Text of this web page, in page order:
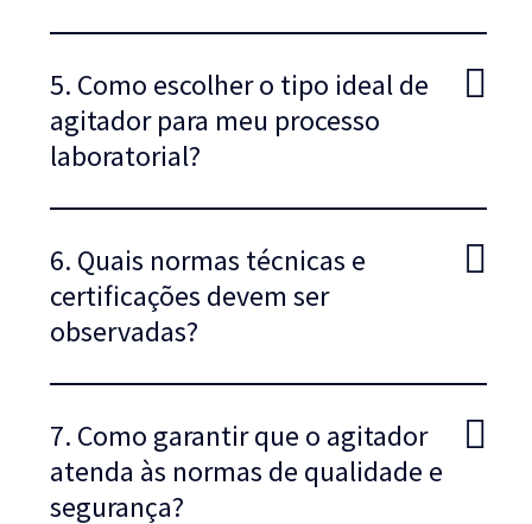
5. Como escolher o tipo ideal de
agitador para meu processo
laboratorial?
6. Quais normas técnicas e
certificações devem ser
observadas?
7. Como garantir que o agitador
atenda às normas de qualidade e
segurança?